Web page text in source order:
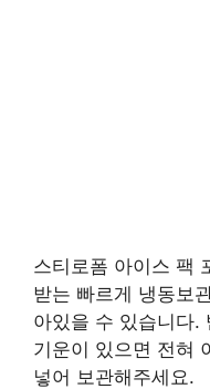
스티로폼 아이스 팩
받는 빠르게 냉동보
아있을 수 있습니다.
기운이 있으면 전혀
넣어 보관해주세요.